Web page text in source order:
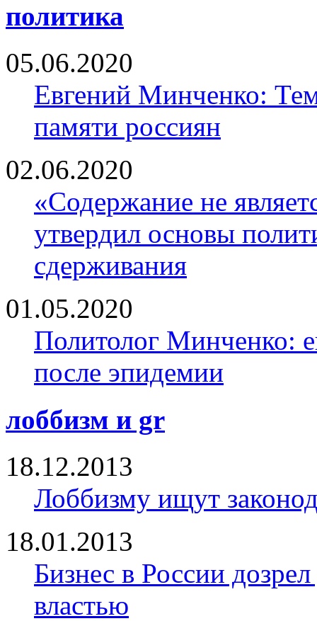
политика
05.06.2020
Евгений Минченко:
памяти россиян
02.06.2020
«Содержание не
утвердил основы
сдерживания
01.05.2020
Политолог Минченко:
после эпидемии
лоббизм и gr
18.12.2013
Лоббизму ищут
18.01.2013
Бизнес в России
властью